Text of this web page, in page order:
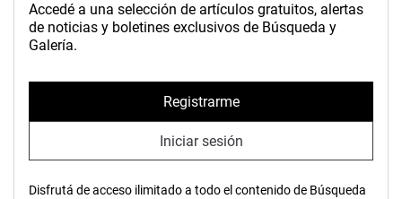
Accedé a una selección de artículos gratuitos, alertas
de noticias y boletines exclusivos de Búsqueda y
Galería.
Registrarme
Iniciar sesión
Disfrutá de acceso ilimitado a todo el contenido de Búsqueda